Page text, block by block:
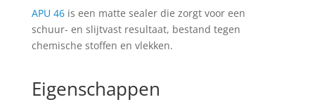
APU 46is een matte sealer die zorgt voor een
schuur- en slijtvast resultaat, bestand tegen
chemische stoffen en vlekken.
Eigenschappen